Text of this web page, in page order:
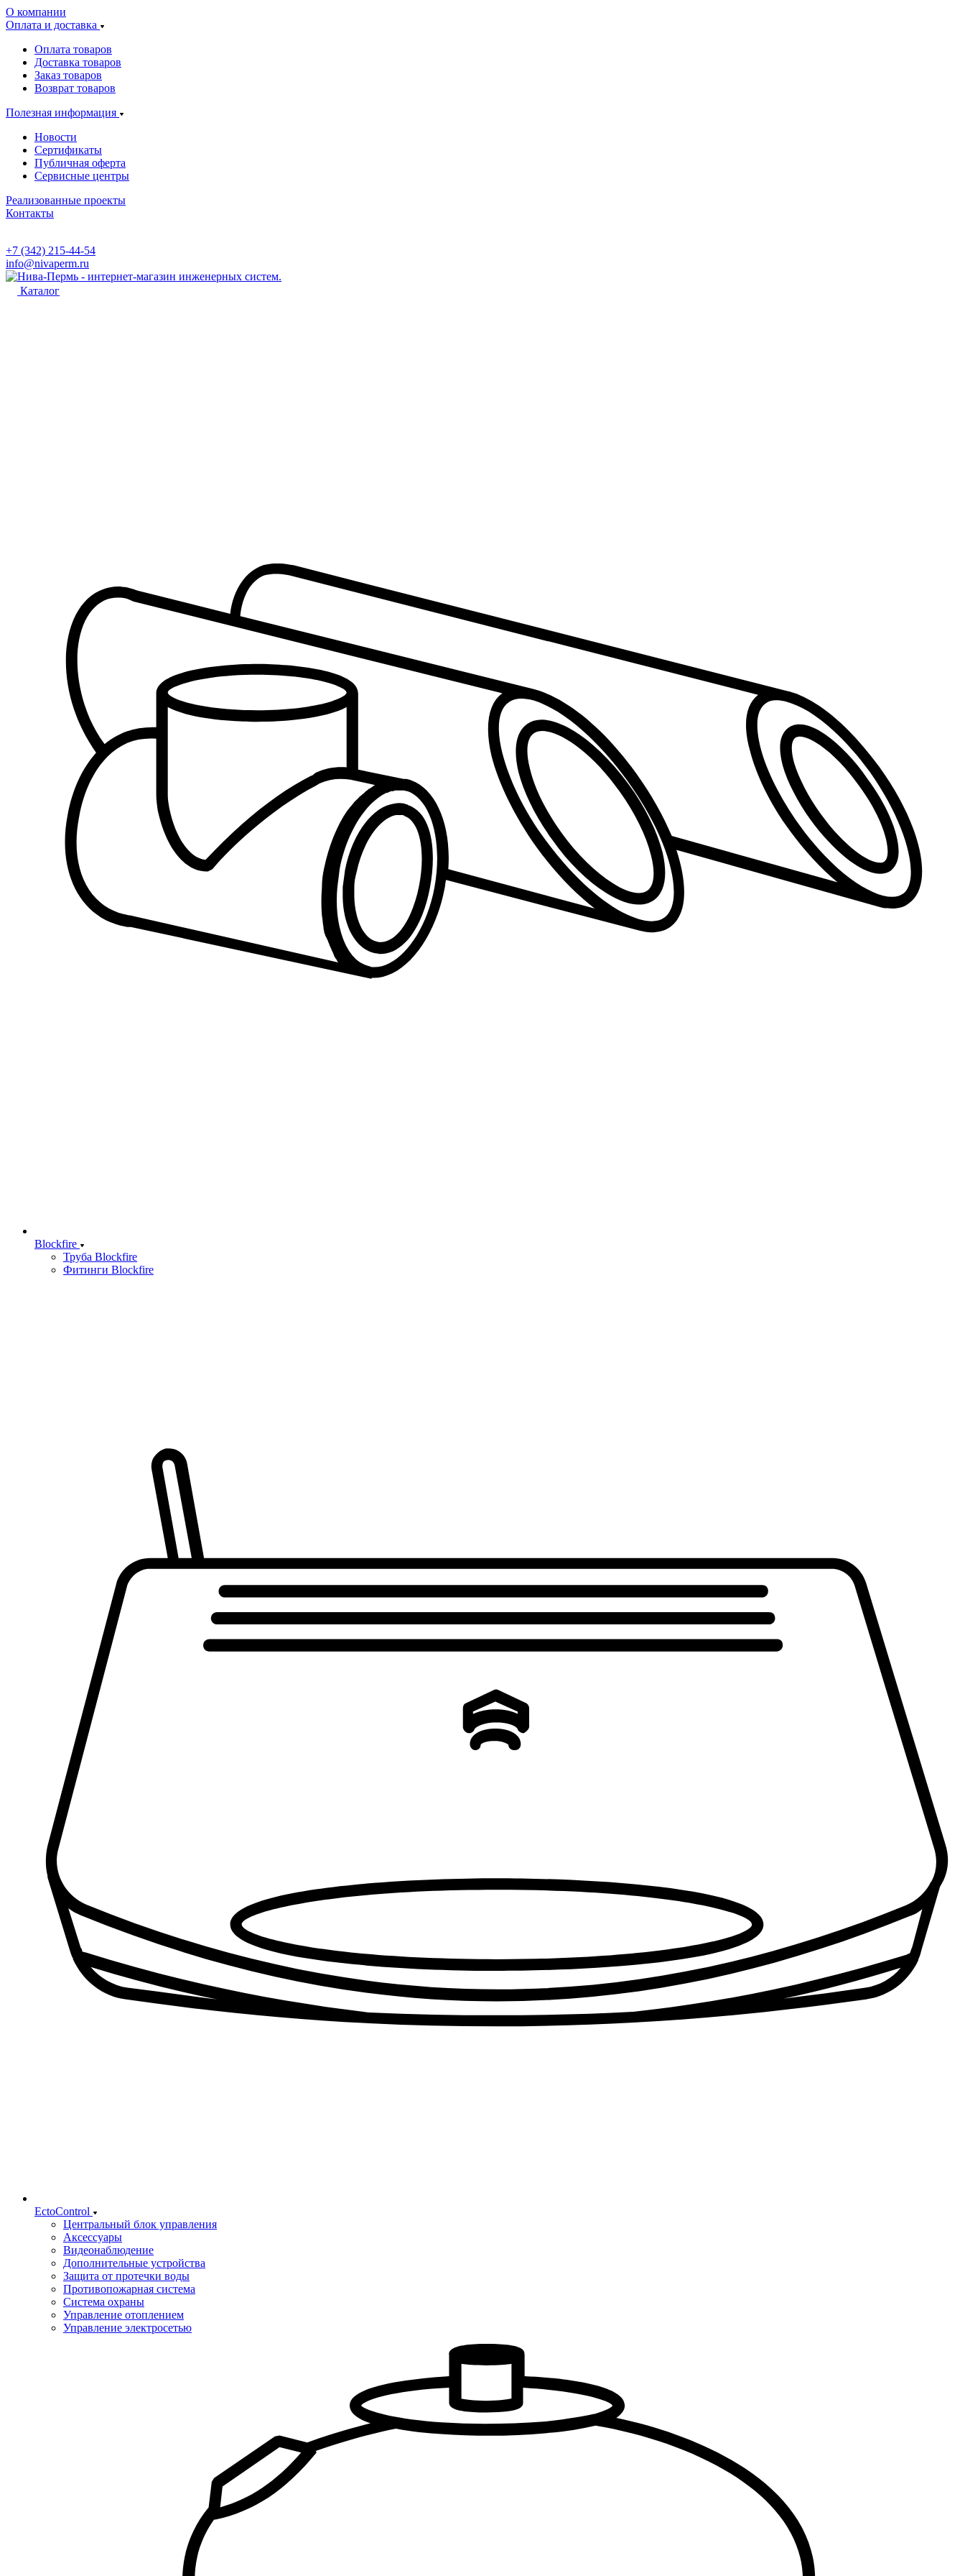
О компании
Оплата и доставка
Оплата товаров
Доставка товаров
Заказ товаров
Возврат товаров
Полезная информация
Новости
Сертификаты
Публичная оферта
Сервисные центры
Реализованные проекты
Контакты
+7 (342) 215-44-54
info@nivaperm.ru
Каталог
Blockfire
Труба Blockfire
Фитинги Blockfire
EctoControl
Центральный блок управления
Аксессуары
Видеонаблюдение
Дополнительные устройства
Защита от протечки воды
Противопожарная система
Система охраны
Управление отоплением
Управление электросетью